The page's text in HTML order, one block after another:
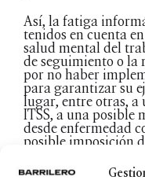
Así, la fatiga
tenidos en cuenta
salud mental del
de seguimiento o la
por no haber
para garantizar su
lugar, entre otras, a
ITSS, a una posible
desde enfermedad
posible imposición
daños y perjuicios
preventivo en el